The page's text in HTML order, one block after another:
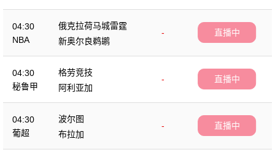
04:30
NBA
俄克拉荷马城雷霆
-
新奥尔良鹈鹕
直播中
04:30
秘鲁甲
格劳竞技
-
阿利亚加
直播中
04:30
葡超
波尔图
-
布拉加
直播中